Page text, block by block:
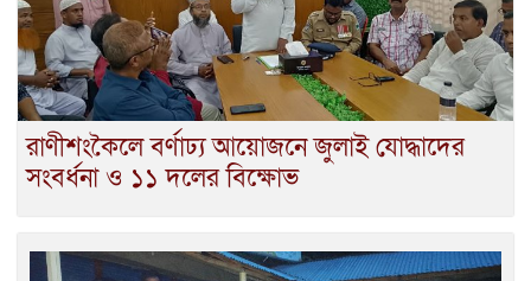
রাণীশংকৈলে বর্ণাঢ্য আয়োজনে জুলাই যোদ্ধাদের
সংবর্ধনা ও ১১ দলের বিক্ষোভ